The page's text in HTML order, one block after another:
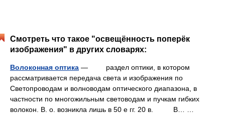
Смотреть что такое "освещённость поперёк
изображения" в других словарях:
Волоконная оптика — раздел оптики, в котором
рассматривается передача света и изображения по
Светопроводам и волноводам оптического диапазона, в
частности по многожильным световодам и пучкам гибких
волокон. В. о. возникла лишь в 50 е гг. 20 в. В… …